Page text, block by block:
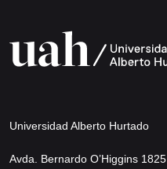
Universidad Alberto Hurtado
Avda. Bernardo O’Higgins 1825